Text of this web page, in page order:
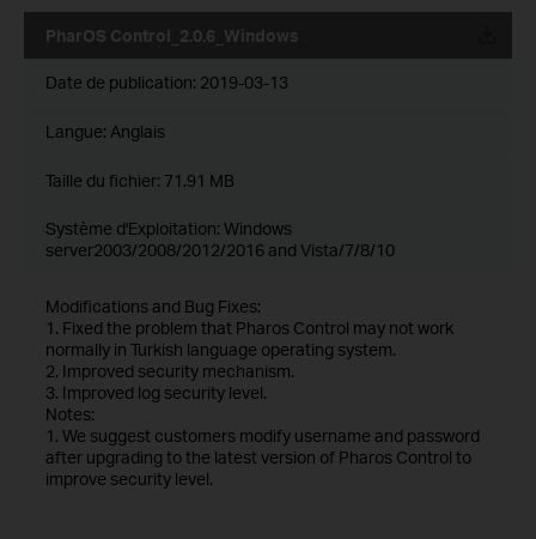
PharOS Control_2.0.6_Windows
Date de publication: 2019-03-13
Langue: Anglais
Taille du fichier: 71.91 MB
Système d'Exploitation: Windows
server2003/2008/2012/2016 and Vista/7/8/10
Modifications and Bug Fixes:
1. Fixed the problem that Pharos Control may not work
normally in Turkish language operating system.
2. Improved security mechanism.
3. Improved log security level.
Notes:
1. We suggest customers modify username and password
after upgrading to the latest version of Pharos Control to
improve security level.